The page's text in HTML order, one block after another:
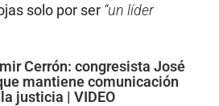
solo por ser “un líder
Cerrón: congresista José
mantiene comunicación
justicia | VIDEO